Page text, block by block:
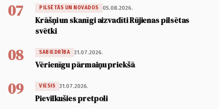
07 PILSĒTĀS UN NOVADOS 05.08.2026.
Krāšņi un skanīgi aizvadīti Rūjienas pilsētas
svētki
08 SABIEDRĪBA 31.07.2026.
Vērienīgu pārmaiņu priekšā
09 VIESIS 31.07.2026.
Pievilkušies pretpoli